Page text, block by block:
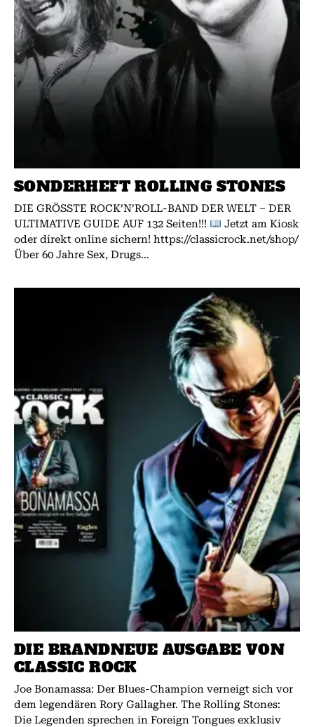
SONDERHEFT ROLLING STONES
DIE GRÖSSTE ROCK’N’ROLL-BAND DER WELT – DER
ULTIMATIVE GUIDE AUF 132 Seiten!!!
Jetzt am Kiosk
oder direkt online sichern! https://classicrock.net/shop/
Über 60 Jahre Sex, Drugs...
DIE BRANDNEUE AUSGABE VON
CLASSIC ROCK
Joe Bonamassa: Der Blues-Champion verneigt sich vor
dem legendären Rory Gallagher. The Rolling Stones:
Die Legenden sprechen in Foreign Tongues exklusiv